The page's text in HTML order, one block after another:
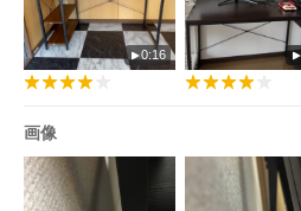
0:16
画像